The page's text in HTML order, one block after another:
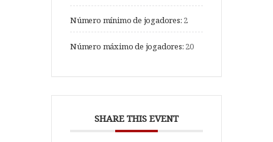
Número mínimo de jogadores: 2
Número máximo de jogadores: 20
SHARE THIS EVENT